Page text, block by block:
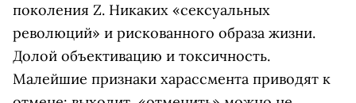
поколения Z. Никаких «сексуальных
революций» и рискованного образа жизни.
Долой объективацию и токсичность.
Малейшие признаки харассмента приводят к